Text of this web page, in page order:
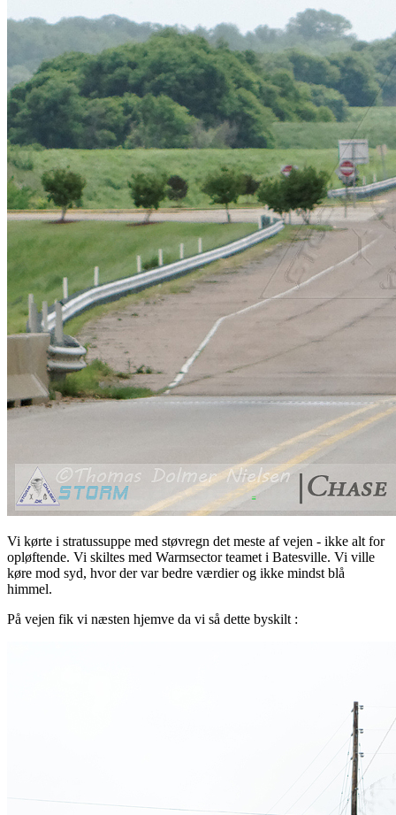
Vi kørte i stratussuppe med støvregn det meste af vejen - ikke alt for
opløftende. Vi skiltes med Warmsector teamet i Batesville. Vi ville
køre mod syd, hvor der var bedre værdier og ikke mindst blå
himmel.
På vejen fik vi næsten hjemve da vi så dette byskilt :